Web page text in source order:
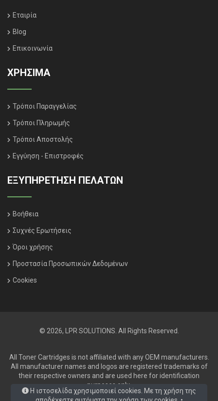
Εταιρία
Blog
Επικοινωνία
ΧΡΗΣΙΜΑ
Τρόποι Παραγγελίας
Τρόποι Πληρωμής
Τρόποι Αποστολής
Εγγύηση - Επιστροφές
ΕΞΥΠΗΡΈΤΗΣΗ ΠΕΛΑΤΏΝ
Βοήθεια
Συχνές Ερωτήσεις
Όροι χρήσης
Προστασία Προσωπικών Δεδομένων
Cookies
© 2026, LPR SOLUTIONS. All Rights Reserved.
All Toner Cartridges is not affiliated with any OEM manufacturers.
All manufacturer names and logos are registered trademarks of
their respective owners and are used here for identification
purposes only.
Η ιστοσελίδα χρησιμοποιεί cookies. Με τη χρήση της